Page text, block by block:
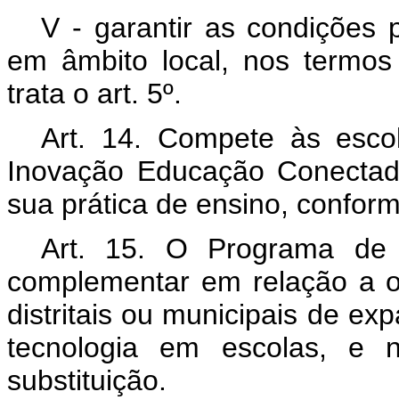
V - garantir as condições
em âmbito local, nos
trata o art. 5º.
Art. 14. Compete às
Inovação Educação
sua prática de ensino,
Art. 15. O Programa de
complementar em relação a
distritais ou municipais de
tecnologia em escolas, e
substituição.